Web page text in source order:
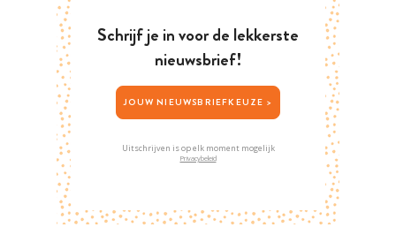
Schrijf je in voor de lekkerste
nieuwsbrief!
JOUW NIEUWSBRIEFKEUZE >
Uitschrijven is op elk moment mogelijk
Privacybeleid